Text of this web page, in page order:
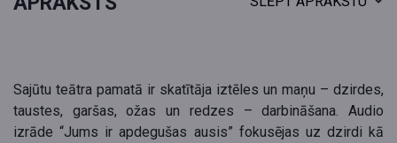
Sajūtu teātra pamatā ir skatītāja iztēles un maņu – dzirdes,
taustes, garšas, ožas un redzes – darbināšana. Audio
izrāde “Jums ir apdegušas ausis” fokusējas uz dzirdi kā